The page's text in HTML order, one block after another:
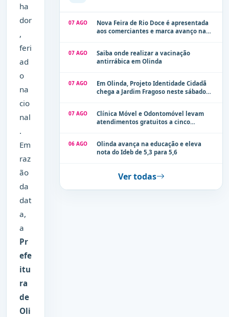
ha
dor
,
feri
ad
o
na
cio
nal
.
Em
raz
ão
da
dat
a,
a
Pr
efe
itu
ra
de
Oli
07 AGO
Nova Feira de Rio Doce é apresentada
aos comerciantes e marca avanço na
07 AGO
Saiba onde realizar a vacinação
antirrábica em Olinda
07 AGO
Em Olinda, Projeto Identidade Cidadã
chega a Jardim Fragoso neste sábado
07 AGO
Clínica Móvel e Odontomóvel levam
atendimentos gratuitos a cinco
06 AGO
Olinda avança na educação e eleva
nota do Ideb de 5,3 para 5,6
Ver todas